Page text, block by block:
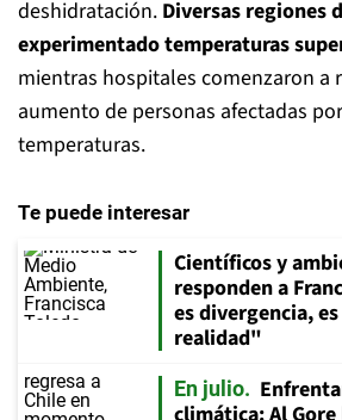
deshidratación. Diversas regiones
experimentado temperaturas
mientras hospitales comenzaron a
aumento de personas afectadas
temperaturas.
Te puede interesar
Científicos y
responden a
es divergencia,
realidad"
En julio